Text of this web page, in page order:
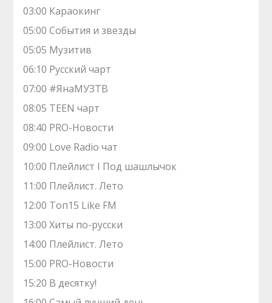
03:00 Караокинг
05:00 События и звезды
05:05 Музитив
06:10 Русский чарт
07:00 #ЯнаМУЗТВ
08:05 TEEN чарт
08:40 PRO-Новости
09:00 Love Radio чат
10:00 Плейлист I Под шашлычок
11:00 Плейлист. Лето
12:00 Toп15 Like FM
13:00 Хиты по-русски
14:00 Плейлист. Лето
15:00 PRO-Новости
15:20 В десятку!